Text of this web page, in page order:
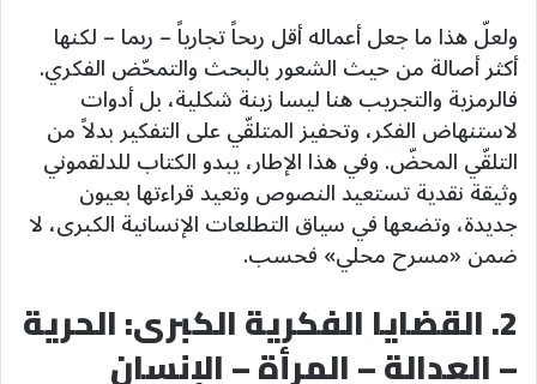
ولعلّ هذا ما جعل أعماله أقل ربحاً تجارياً – ربما – لكنها
أكثر أصالة من حيث الشعور بالبحث والتمحّض الفكري.
فالرمزية والتجريب هنا ليسا زينة شكلية، بل أدوات
لاستنهاض الفكر، وتحفيز المتلقّي على التفكير بدلاً من
التلقّي المحضّ. وفي هذا الإطار، يبدو الكتاب للدلقموني
وثيقة نقدية تستعيد النصوص وتعيد قراءتها بعيون
جديدة، وتضعها في سياق التطلعات الإنسانية الكبرى، لا
ضمن «مسرح محلي» فحسب.
2. القضايا الفكرية الكبرى: الحرية
– العدالة – المرأة – الإنسان